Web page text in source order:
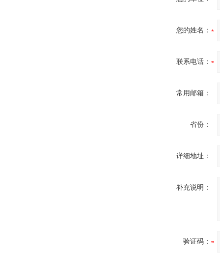
您的姓名：
联系电话：
常用邮箱：
省份：
详细地址：
补充说明：
验证码：